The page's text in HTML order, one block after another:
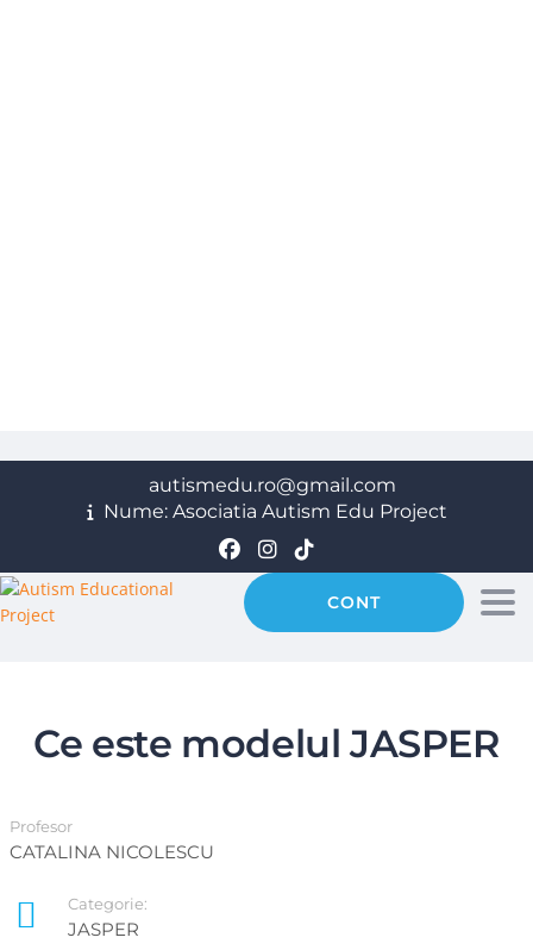
autismedu.ro@gmail.com
Nume: Asociatia Autism Edu Project
CONT
Ce este modelul JASPER
Profesor
CATALINA NICOLESCU
Categorie:
JASPER